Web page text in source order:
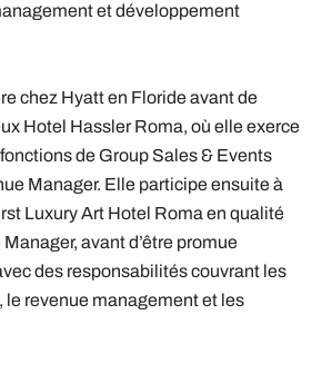
et développement
chez Hyatt en Floride avant de
Hotel Hassler Roma, où elle exerce
de Group Sales & Events
Manager. Elle participe ensuite à
Luxury Art Hotel Roma en qualité
avant d’être promue
des responsabilités couvrant les
le revenue management et les